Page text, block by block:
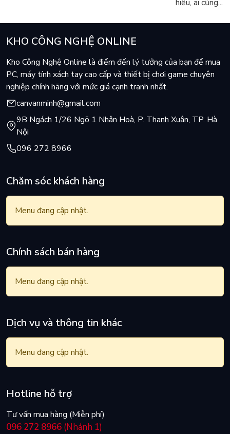
hiểu, ai cũng...
KHO CÔNG NGHỆ ONLINE
Kho Công Nghệ Online là điểm đến lý tưởng của bạn để mua
PC, máy tính xách tay cao cấp và thiết bị chơi game chuyên
nghiệp chính hãng với mức giá cạnh tranh nhất.
canvanminh@gmail.com
9B Ngách 1/26 Ngõ 1 Nhân Hoà, P. Thanh Xuân, TP. Hà
Nội
096 272 8966
Chăm sóc khách hàng
Menu đang cập nhật.
Chính sách bán hàng
Menu đang cập nhật.
Dịch vụ và thông tin khác
Menu đang cập nhật.
Hotline hỗ trợ
Tư vấn mua hàng (Miễn phí)
096 272 8966 (Nhánh 1)